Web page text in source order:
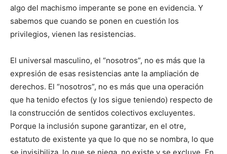
algo del machismo imperante se pone en evidencia. Y
sabemos que cuando se ponen en cuestión los
privilegios, vienen las resistencias.
El universal masculino, el “nosotros”, no es más que la
expresión de esas resistencias ante la ampliación de
derechos. El “nosotros”, no es más que una operación
que ha tenido efectos (y los sigue teniendo) respecto de
la construcción de sentidos colectivos excluyentes.
Porque la inclusión supone garantizar, en el otre,
estatuto de existente ya que lo que no se nombra, lo que